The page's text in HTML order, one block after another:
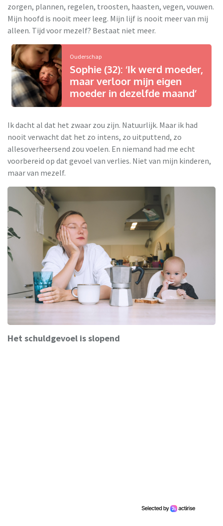
zorgen, plannen, regelen, troosten, haasten, vegen, vouwen.
Mijn hoofd is nooit meer leeg. Mijn lijf is nooit meer van mij
alleen. Tijd voor mezelf? Bestaat niet meer.
Ouderschap
Sophie (32): ‘Ik werd moeder,
maar verloor mijn eigen
moeder in dezelfde maand’
Ik dacht al dat het zwaar zou zijn. Natuurlijk. Maar ik had
nooit verwacht dat het zo intens, zo uitputtend, zo
allesoverheersend zou voelen. En niemand had me echt
voorbereid op dat gevoel van verlies. Niet van mijn kinderen,
maar van mezelf.
Het schuldgevoel is slopend